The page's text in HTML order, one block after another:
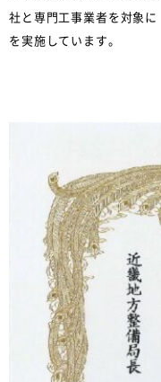
社と専門工事業者を対象に
を実施しています。